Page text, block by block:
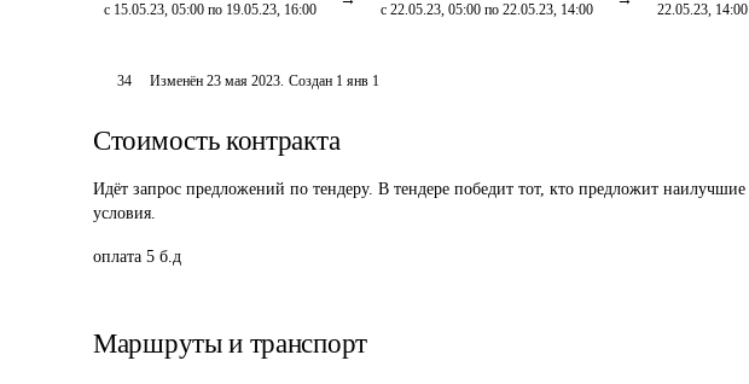
с 15.05.23, 05:00 по 19.05.23, 16:00
с 22.05.23, 05:00 по 22.05.23, 14:00
22.05.23, 14:00
34 Изменён23 мая 2023. Создан 1 янв 1
Стоимость контракта
Идёт запрос предложений по тендеру. В тендере победит тот, кто предложит наилучшие
условия.
оплата 5 б.д
Маршруты и транспорт